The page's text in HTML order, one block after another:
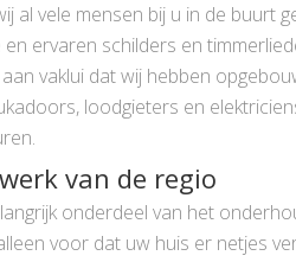
al vele mensen bij u in de buurt
ervaren schilders en
vaklui dat wij hebben
loodgieters en
van de regio
onderdeel van het
voor dat uw huis er netjes